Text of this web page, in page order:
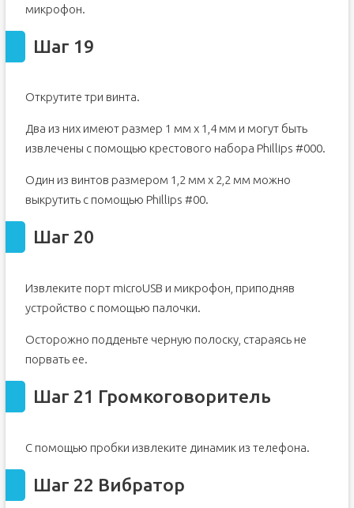
микрофон.
Шаг 19
Открутите три винта.
Два из них имеют размер 1 мм x 1,4 мм и могут быть
извлечены с помощью крестового набора Phillips #000.
Один из винтов размером 1,2 мм x 2,2 мм можно
выкрутить с помощью Phillips #00.
Шаг 20
Извлеките порт microUSB и микрофон, приподняв
устройство с помощью палочки.
Осторожно подденьте черную полоску, стараясь не
порвать ее.
Шаг 21 Громкоговоритель
С помощью пробки извлеките динамик из телефона.
Шаг 22 Вибратор